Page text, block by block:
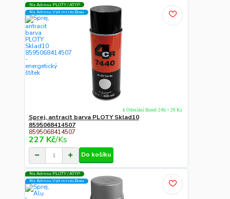
Na Adresu PLOTY / ATYP
Na Adresu,Výd.místo,Boxu
Sprej, antracit barva PLOTY Sklad10
8595068414507
8595068414507
227 Kč/Ks
k Odeslání Ihned-24h > 20 Ks
Do košíku
Na Adresu PLOTY / ATYP
Na Adresu,Výd.místo,Boxu